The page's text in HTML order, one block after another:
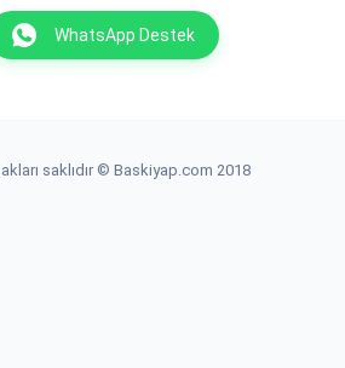
WhatsApp Destek
saklıdır © Baskiyap.com 2018